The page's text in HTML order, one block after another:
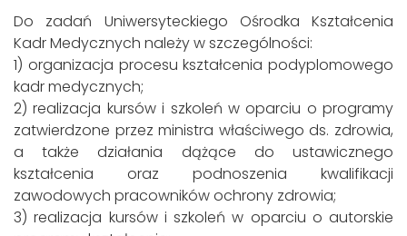
Do zadań Uniwersyteckiego Ośrodka Kształcenia
Kadr Medycznych należy w szczególności:
1) organizacja procesu kształcenia podyplomowego
kadr medycznych;
2) realizacja kursów i szkoleń w oparciu o programy
zatwierdzone przez ministra właściwego ds. zdrowia,
a także działania dążące do ustawicznego
kształcenia oraz podnoszenia kwalifikacji
zawodowych pracowników ochrony zdrowia;
3) realizacja kursów i szkoleń w oparciu o autorskie